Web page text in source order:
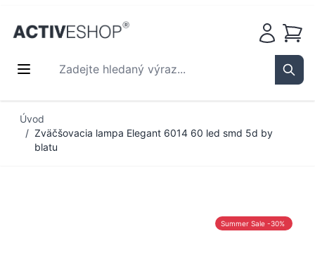
Zadejte hledaný výraz...
Košík
Úvod
/ Zväčšovacia lampa Elegant 6014 60 led smd 5d by
blatu
Summer Sale -30%